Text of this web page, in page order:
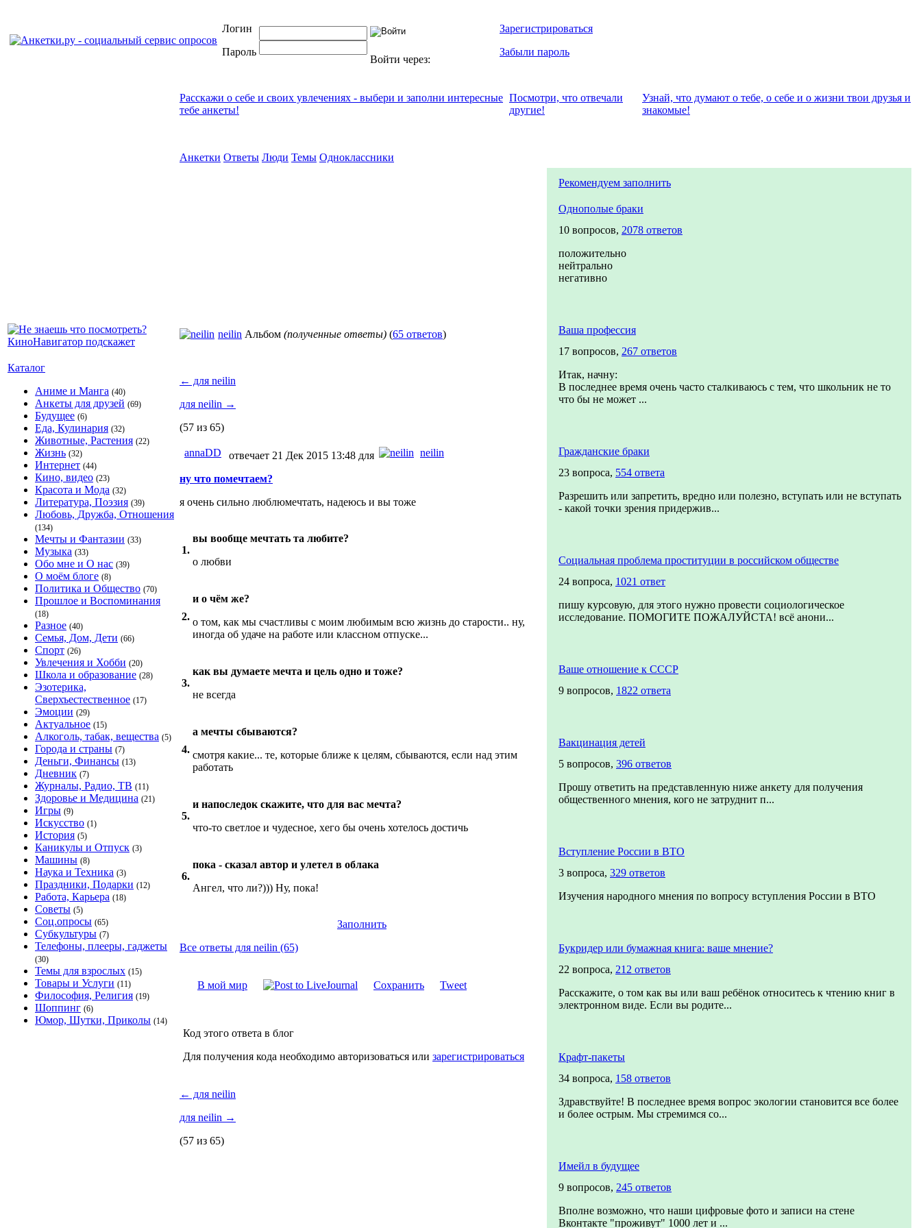
Логин
Пароль
Войти через:
Зарегистрироваться
Забыли пароль
Каталог
Аниме и Манга (40)
Анкеты для друзей (69)
Будущее (6)
Еда, Кулинария (32)
Животные, Растения (22)
Жизнь (32)
Интернет (44)
Кино, видео (23)
Красота и Мода (32)
Литература, Поэзия (39)
Любовь, Дружба, Отношения
(134)
Мечты и Фантазии (33)
Музыка (33)
Обо мне и О нас (39)
О моём блоге (8)
Политика и Общество (70)
Прошлое и Воспоминания
(18)
Разное (40)
Семья, Дом, Дети (66)
Спорт (26)
Увлечения и Хобби (20)
Школа и образование (28)
Эзотерика,
Сверхъестественное (17)
Эмоции (29)
Актуальное (15)
Алкоголь, табак, вещества (5)
Города и страны (7)
Деньги, Финансы (13)
Дневник (7)
Журналы, Радио, ТВ (11)
Здоровье и Медицина (21)
Игры (9)
Искусство (1)
История (5)
Каникулы и Отпуск (3)
Машины (8)
Наука и Техника (3)
Праздники, Подарки (12)
Работа, Карьера (18)
Советы (5)
Соц.опросы (65)
Субкультуры (7)
Телефоны, плееры, гаджеты
(30)
Темы для взрослых (15)
Товары и Услуги (11)
Философия, Религия (19)
Шоппинг (6)
Юмор, Шутки, Приколы (14)
Расскажи о себе и своих увлечениях - выбери и заполни интересные
тебе анкеты!
Посмотри, что отвeчали
другие!
Узнай, что думают о тебе, о себе и о жизни твои друзья и
знакомые!
Анкетки Ответы Люди Темы Одноклассники
neilin Альбом (полученные ответы) (65 ответов)
← для neilin
для neilin →
(57 из 65)
annaDD отвечает 21 Дек 2015 13:48 для neilin
ну что помечтаем?
я очень сильно люблюмечтать, надеюсь и вы тоже
1.
вы вообще мечтать та любите?
о любви
2.
и о чём же?
о том, как мы счастливы с моим любимым всю жизнь до старости.. ну,
иногда об удаче на работе или классном отпуске...
3.
как вы думаете мечта и цель одно и тоже?
не всегда
4.
а мечты сбываются?
смотря какие... те, которые ближе к целям, сбываются, если над этим
работать
5.
и напоследок скажите, что для вас мечта?
что-то светлое и чудесное, хего бы очень хотелось достичь
6.
пока - сказал автор и улетел в облака
Ангел, что ли?))) Ну, пока!
Заполнить
Все ответы для neilin (65)
В мой мир Сохранить Tweet
Код этого ответа в блог
Для получения кода необходимо авторизоваться или зарегистрироваться
← для neilin
для neilin →
(57 из 65)
Рекомендуем заполнить
Однополые браки
10 вопросов, 2078 ответов
положительно
нейтрально
негативно
Ваша профессия
17 вопросов, 267 ответов
Итак, начну:
В последнее время очень часто сталкиваюсь с тем, что школьник не то
что бы не может ...
Гражданские браки
23 вопроса, 554 ответа
Разрешить или запретить, вредно или полезно, вступать или не вступать
- какой точки зрения придержив...
Социальная проблема проституции в российском обществе
24 вопроса, 1021 ответ
пишу курсовую, для этого нужно провести социологическое
исследование. ПОМОГИТЕ ПОЖАЛУЙСТА! всё анони...
Ваше отношение к СССР
9 вопросов, 1822 ответа
Вакцинация детей
5 вопросов, 396 ответов
Прошу ответить на представленную ниже анкету для получения
общественного мнения, кого не затруднит п...
Вступление России в ВТО
3 вопроса, 329 ответов
Изучения народного мнения по вопросу вступления России в ВТО
Букридер или бумажная книга: ваше мнение?
22 вопроса, 212 ответов
Расскажите, о том как вы или ваш ребёнок относитесь к чтению книг в
электронном виде. Если вы родите...
Крафт-пакеты
34 вопроса, 158 ответов
Здравствуйте! В последнее время вопрос экологии становится все более
и более острым. Мы стремимся со...
Имейл в будущее
9 вопросов, 245 ответов
Вполне возможно, что наши цифровые фото и записи на стене
Вконтакте "проживут" 1000 лет и ...